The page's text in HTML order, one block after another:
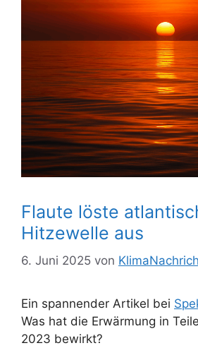
Flaute löste
Hitzewelle aus
6. Juni 2025 von
Ein spannender Artikel bei
Was hat die Erwärmung in
2023 bewirkt?